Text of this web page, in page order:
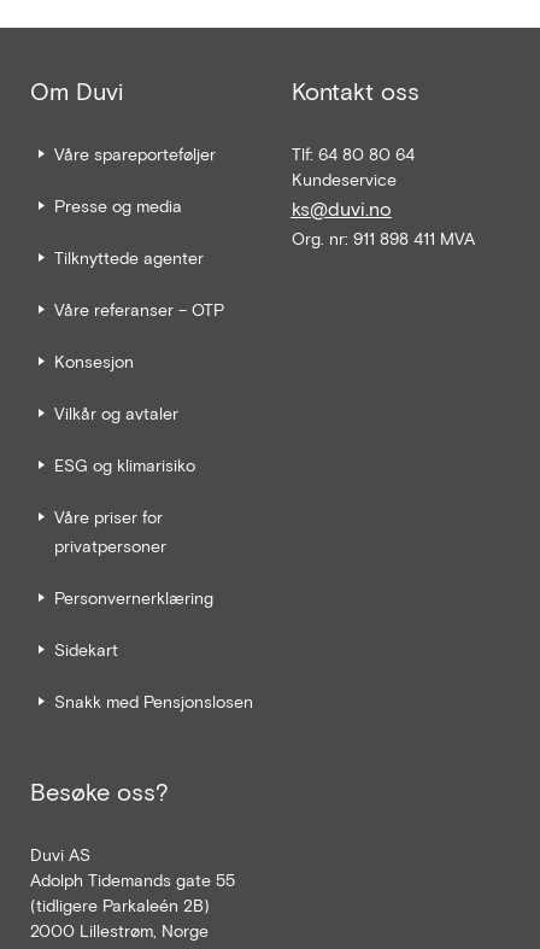
Om Duvi
Våre spareporteføljer
Presse og media
Tilknyttede agenter
Våre referanser – OTP
Konsesjon
Vilkår og avtaler
ESG og klimarisiko
Våre priser for
privatpersoner
Personvernerklæring
Sidekart
Snakk med Pensjonslosen
Kontakt oss
Tlf: 64 80 80 64
Kundeservice
ks@duvi.no
Org. nr: 911 898 411 MVA
Besøke oss?
Duvi AS
Adolph Tidemands gate 55
(tidligere Parkaleén 2B)
2000 Lillestrøm, Norge